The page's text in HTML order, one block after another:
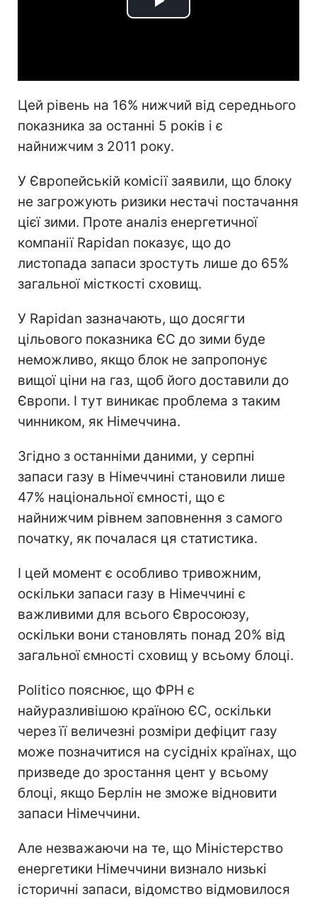
Play
Цей рівень на 16% нижчий від середнього
показника за останні 5 років і є
найнижчим з 2011 року.
У Європейській комісії заявили, що блоку
не загрожують ризики нестачі постачання
цієї зими. Проте аналіз енергетичної
компанії Rapidan показує, що до
листопада запаси зростуть лише до 65%
загальної місткості сховищ.
У Rapidan зазначають, що досягти
цільового показника ЄС до зими буде
неможливо, якщо блок не запропонує
вищої ціни на газ, щоб його доставили до
Європи. І тут виникає проблема з таким
чинником, як Німеччина.
Згідно з останніми даними, у серпні
запаси газу в Німеччині становили лише
47% національної ємності, що є
найнижчим рівнем заповнення з самого
початку, як почалася ця статистика.
І цей момент є особливо тривожним,
оскільки запаси газу в Німеччині є
важливими для всього Євросоюзу,
оскільки вони становлять понад 20% від
загальної ємності сховищ у всьому блоці.
Politico пояснює, що ФРН є
найуразливішою країною ЄС, оскільки
через її величезні розміри дефіцит газу
може позначитися на сусідніх країнах, що
призведе до зростання цент у всьому
блоці, якщо Берлін не зможе відновити
запаси Німеччини.
Але незважаючи на те, що Міністерство
енергетики Німеччини визнало низькі
історичні запаси, відомство відмовилося